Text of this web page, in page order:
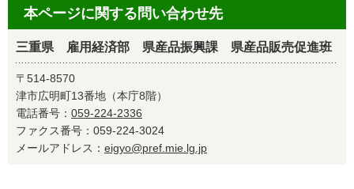
本ページに関する問い合わせ先
三重県 雇用経済部 県産品振興課 県産品販売促進班
〒514-8570
津市広明町13番地（本庁8階）
電話番号： 059-224-2336
ファクス番号：059-224-3024
メールアドレス： eigyo@pref.mie.lg.jp